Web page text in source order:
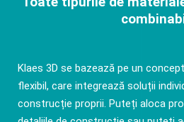
Klaes 3D se bazează pe un
flexibil, care integrează soluții
construcție proprii. Puteți aloca